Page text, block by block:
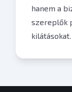
hanem a
szereplők
kilátásokat.